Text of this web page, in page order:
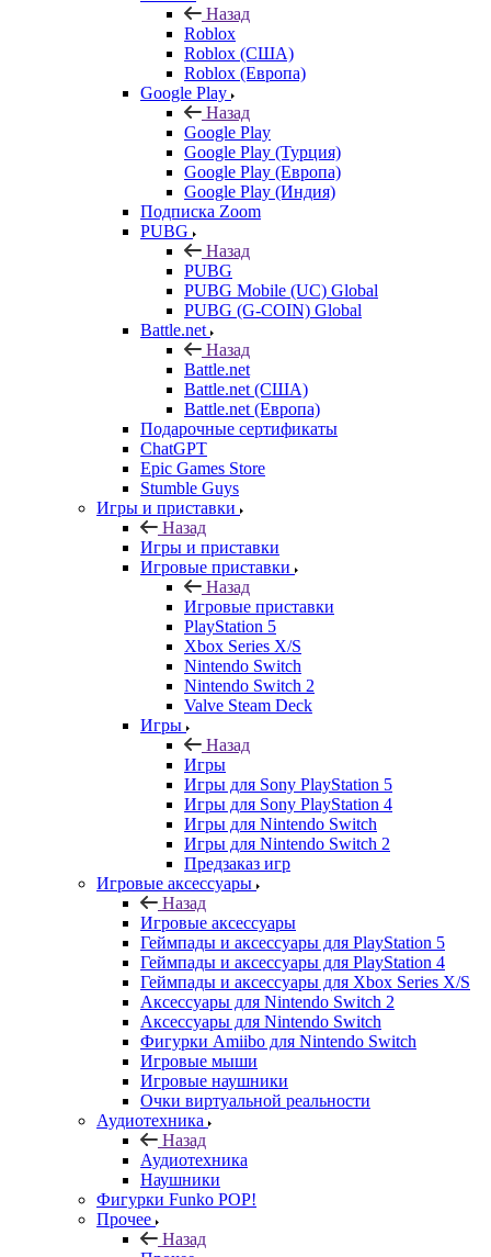
Назад
Roblox
Roblox (США)
Roblox (Европа)
Google Play
Назад
Google Play
Google Play (Турция)
Google Play (Европа)
Google Play (Индия)
Подписка Zoom
PUBG
Назад
PUBG
PUBG Mobile (UC) Global
PUBG (G-COIN) Global
Battle.net
Назад
Battle.net
Battle.net (США)
Battle.net (Европа)
Подарочные сертификаты
ChatGPT
Epic Games Store
Stumble Guys
Игры и приставки
Назад
Игры и приставки
Игровые приставки
Назад
Игровые приставки
PlayStation 5
Xbox Series X/S
Nintendo Switch
Nintendo Switch 2
Valve Steam Deck
Игры
Назад
Игры
Игры для Sony PlayStation 5
Игры для Sony PlayStation 4
Игры для Nintendo Switch
Игры для Nintendo Switch 2
Предзаказ игр
Игровые аксессуары
Назад
Игровые аксессуары
Геймпады и аксессуары для PlayStation 5
Геймпады и аксессуары для PlayStation 4
Геймпады и аксессуары для Xbox Series X/S
Аксессуары для Nintendo Switch 2
Аксессуары для Nintendo Switch
Фигурки Amiibo для Nintendo Switch
Игровые мыши
Игровые наушники
Очки виртуальной реальности
Аудиотехника
Назад
Аудиотехника
Наушники
Фигурки Funko POP!
Прочее
Назад